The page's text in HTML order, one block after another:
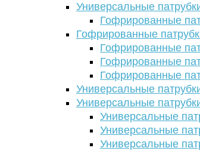
Универсальные
Гофрированные
Гофрированные
Гофрированные
Гофрированные
Гофрированные
Универсальные
Универсальные
Универсальные
Универсальные
Универсальные